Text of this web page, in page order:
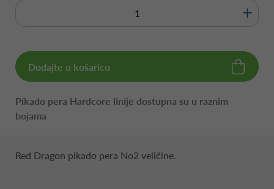
+
Dodajte u košaricu
Pikado pera Hardcore linije dostupna su u raznim
bojama
Red Dragon pikado pera No2 veličine.